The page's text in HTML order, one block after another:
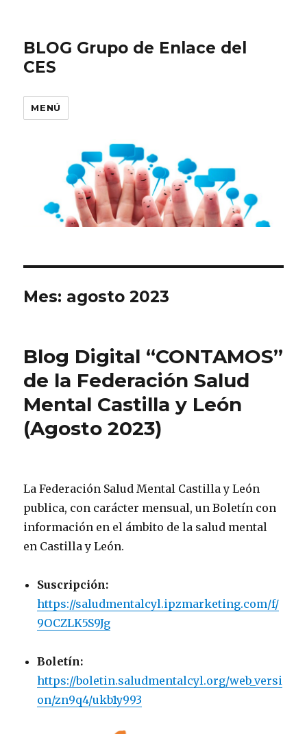
BLOG Grupo de Enlace del
CES
MENÚ
Mes: agosto 2023
Blog Digital “CONTAMOS”
de la Federación Salud
Mental Castilla y León
(Agosto 2023)
La Federación Salud Mental Castilla y León
publica, con carácter mensual, un Boletín con
información en el ámbito de la salud mental
en Castilla y León.
Suscripción:
https://saludmentalcyl.ipzmarketing.com/f/
9OCZLK5S9Jg
Boletín:
https://boletin.saludmentalcyl.org/web_versi
on/zn9q4/ukb1y993